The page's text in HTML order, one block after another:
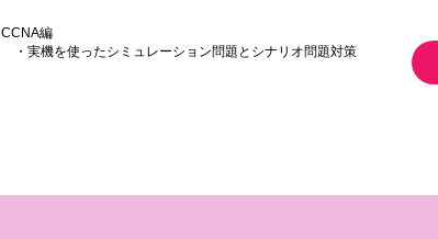
CCNA編
・実機を使ったシミュレーション問題とシナリオ問題対策